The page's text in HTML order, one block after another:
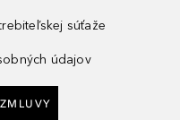
súťaže
údajov